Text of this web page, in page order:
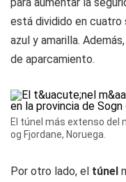
está dividido en cuatro
azul y amarilla.
de aparcamiento.
El túnel más extenso del
og Fjordane, Noruega.
Por otro lado, el túnel